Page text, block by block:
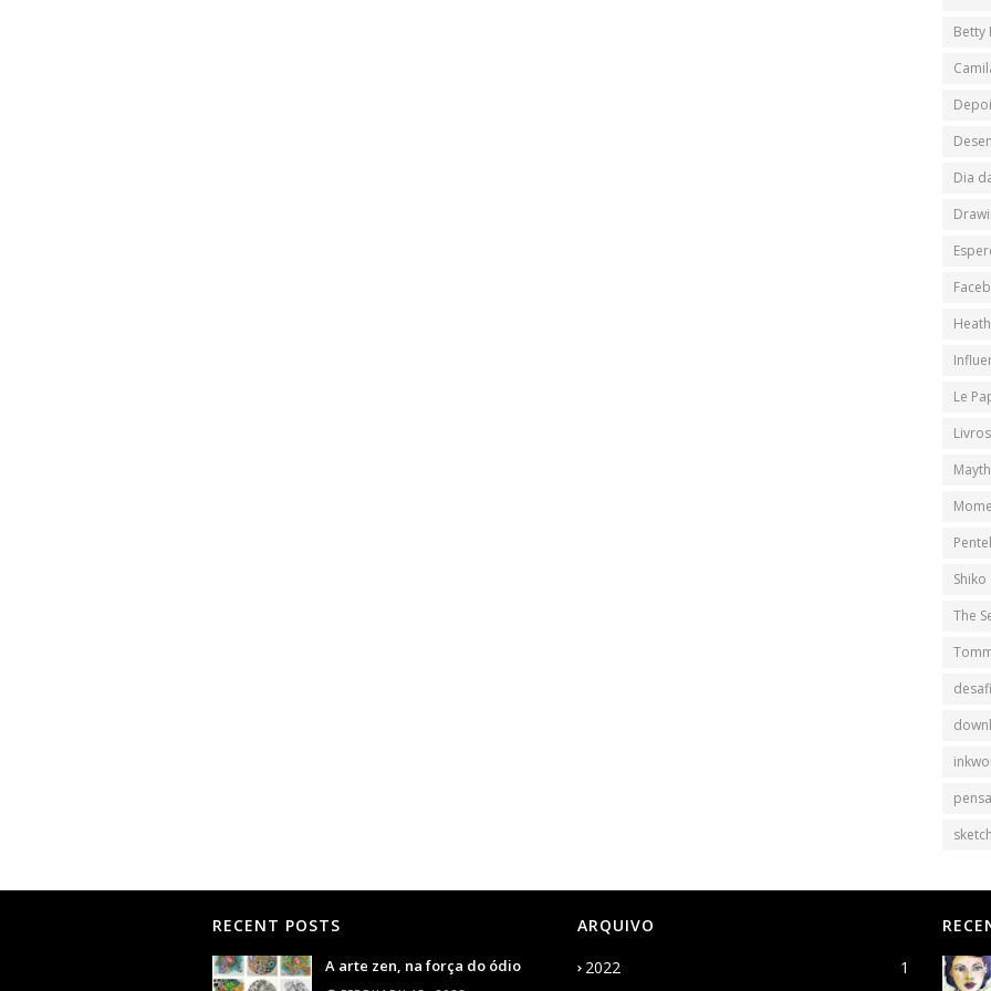
Betty
Dia
Le
Pentel
Shiko
The
RECENT POSTS
A arte zen, na força do ódio
ARQUIVO
2022
1